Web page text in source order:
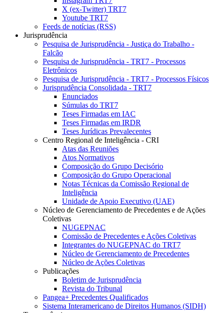
X (ex-Twitter) TRT7
Youtube TRT7
Feeds de notícias (RSS)
Jurisprudência
Pesquisa de Jurisprudência - Justiça do Trabalho -
Falcão
Pesquisa de Jurisprudência - TRT7 - Processos
Eletrônicos
Pesquisa de Jurisprudência - TRT7 - Processos Físicos
Jurisprudência Consolidada - TRT7
Enunciados
Súmulas do TRT7
Teses Firmadas em IAC
Teses Firmadas em IRDR
Teses Jurídicas Prevalecentes
Centro Regional de Inteligência - CRI
Atas das Reuniões
Atos Normativos
Composição do Grupo Decisório
Composição do Grupo Operacional
Notas Técnicas da Comissão Regional de
Inteligência
Unidade de Apoio Executivo (UAE)
Núcleo de Gerenciamento de Precedentes e de Ações
Coletivas
NUGEPNAC
Comissão de Precedentes e Ações Coletivas
Integrantes do NUGEPNAC do TRT7
Núcleo de Gerenciamento de Precedentes
Núcleo de Ações Coletivas
Publicações
Boletim de Jurisprudência
Revista do Tribunal
Pangea+ Precedentes Qualificados
Sistema Interamericano de Direitos Humanos (SIDH)